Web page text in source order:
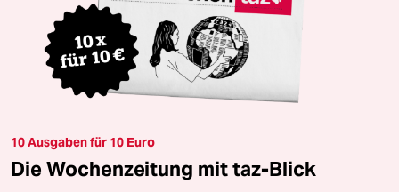
10 Ausgaben für 10 Euro
Die Wochenzeitung mit taz-Blick